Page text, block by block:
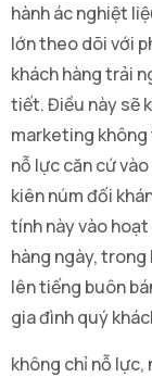
hành ác nghiệt
lớn theo dõi với
khách hàng trải
tiết. Điều này sẽ
marketing
nỗ lực căn cứ
kiên núm đối
tính này vào
hàng ngày,
lên tiếng buôn
gia đình quý
không chỉ nỗ